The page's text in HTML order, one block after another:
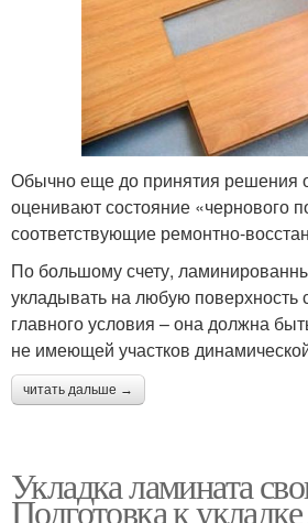
Обычно еще до принятия решения
оценивают состояние «чернового
соответствующие ремонтно-
По большому счету,
укладывать на любую поверхность
главного условия – она должна
не имеющей участков
читать дальше →
Укладка ламината
Подготовка к